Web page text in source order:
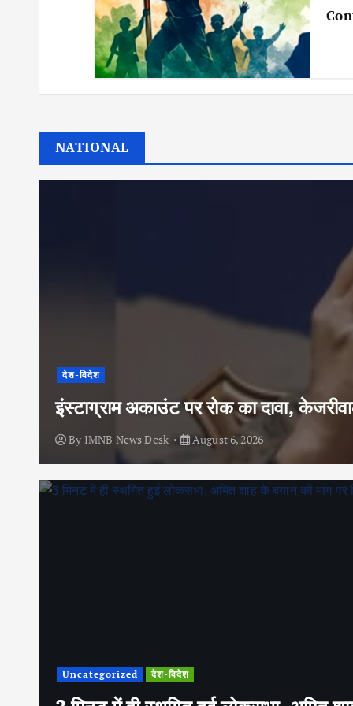
NATIONAL
देश-विदेश
इंस्टाग्राम अकाउंट पर रोक का दावा,
By IMNB News Desk August 6, 2026
Uncategorized देश-विदेश